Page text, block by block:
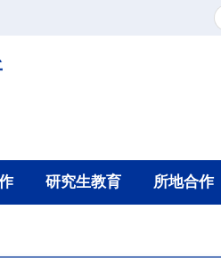
研究生教育 所地合作